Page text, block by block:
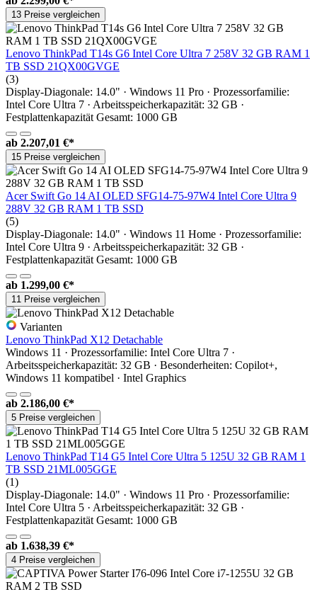
13 Preise vergleichen
Lenovo ThinkPad T14s G6 Intel Core Ultra 7 258V 32 GB RAM 1
TB SSD 21QX00GVGE
(3)
Display-Diagonale: 14.0" · Windows 11 Pro · Prozessorfamilie:
Intel Core Ultra 7 · Arbeitsspeicherkapazität: 32 GB ·
Festplattenkapazität Gesamt: 1000 GB
ab 2.207,01 €*
15 Preise vergleichen
Acer Swift Go 14 AI OLED SFG14-75-97W4 Intel Core Ultra 9
288V 32 GB RAM 1 TB SSD
(5)
Display-Diagonale: 14.0" · Windows 11 Home · Prozessorfamilie:
Intel Core Ultra 9 · Arbeitsspeicherkapazität: 32 GB ·
Festplattenkapazität Gesamt: 1000 GB
ab 1.299,00 €*
11 Preise vergleichen
Varianten
Lenovo ThinkPad X12 Detachable
Windows 11 · Prozessorfamilie: Intel Core Ultra 7 ·
Arbeitsspeicherkapazität: 32 GB · Besonderheiten: Copilot+,
Windows 11 kompatibel · Intel Graphics
ab 2.186,00 €*
5 Preise vergleichen
Lenovo ThinkPad T14 G5 Intel Core Ultra 5 125U 32 GB RAM 1
TB SSD 21ML005GGE
(1)
Display-Diagonale: 14.0" · Windows 11 Pro · Prozessorfamilie:
Intel Core Ultra 5 · Arbeitsspeicherkapazität: 32 GB ·
Festplattenkapazität Gesamt: 1000 GB
ab 1.638,39 €*
4 Preise vergleichen